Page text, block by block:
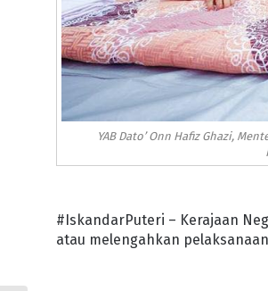
YAB Dato’ Onn Hafiz Ghazi,
#IskandarPuteri – Kerajaan
atau melengahkan